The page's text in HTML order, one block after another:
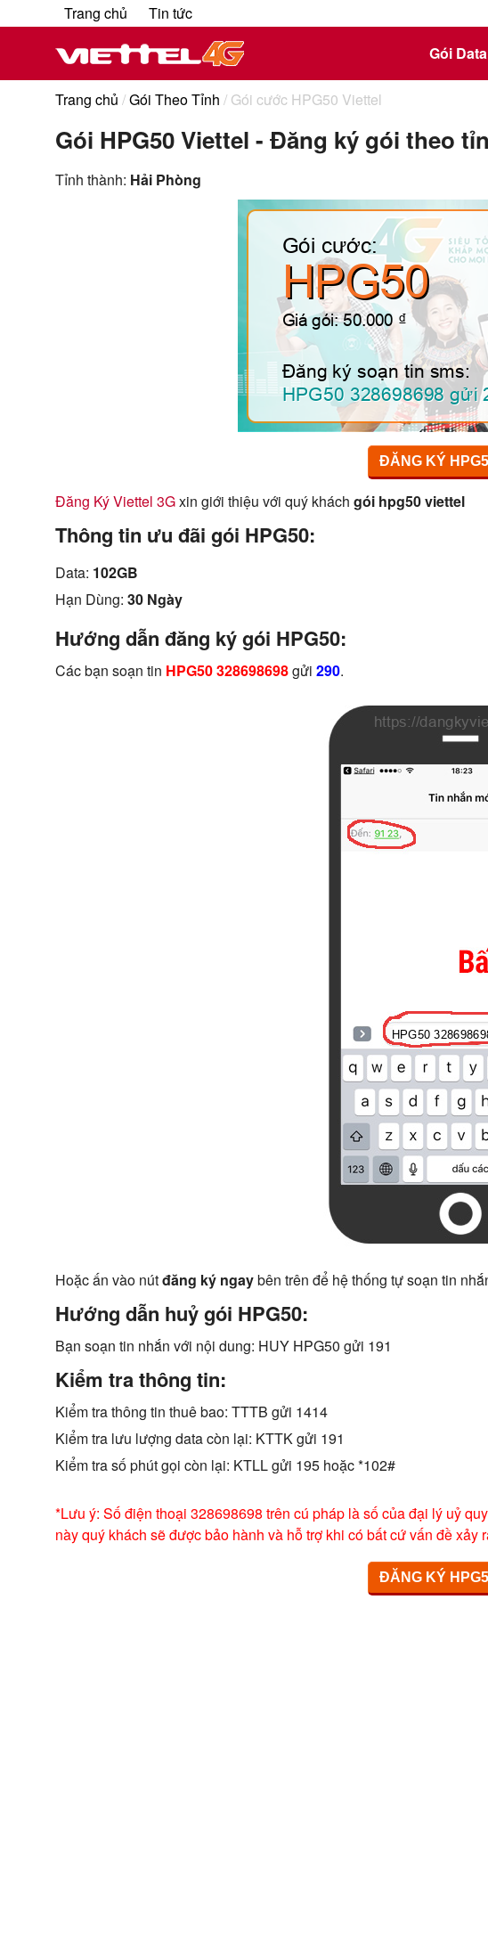
Trang chủ Tin tức
Gói Data
Trang chủ /Gói Theo Tỉnh / Gói cước HPG50 Viettel
Gói HPG50 Viettel - Đăng ký gói theo
Tỉnh thành: Hải Phòng
ĐĂNG KÝ
Đăng Ký Viettel 3Gxin giới thiệu với quý khách gói hpg50 viettel
Thông tin ưu đãi gói HPG50:
Data: 102GB
Hạn Dùng: 30 Ngày
Hướng dẫn đăng ký gói HPG50:
Các bạn soạn tin HPG50 328698698gửi 290.
Hoặc ấn vào nútđăng ký ngaybên trên để hệ thống tự soạn tin
Hướng dẫn huỷ gói HPG50:
Bạn soạn tin nhắn với nội dung: HUY HPG50 gửi 191
Kiểm tra thông tin:
Kiểm tra thông tin thuê bao: TTTB gửi 1414
Kiểm tra lưu lượng data còn lại: KTTK gửi 191
Kiểm tra số phút gọi còn lại: KTLL gửi 195 hoặc *102#
*Lưu ý: Số điện thoại 328698698 trên cú pháp là số của đại lý uỷ
này quý khách sẽ được bảo hành và hỗ trợ khi có bất cứ vấn đề xảy
ĐĂNG KÝ